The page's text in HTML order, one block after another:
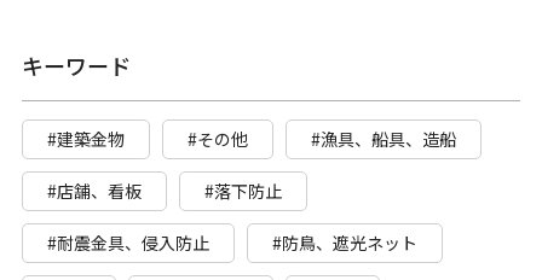
キーワード
#建築金物 #その他 #漁具、船具、造船
#店舗、看板 #落下防止
#耐震金具、侵入防止 #防鳥、遮光ネット